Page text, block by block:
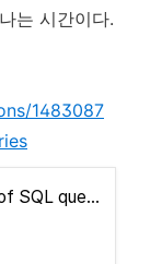
는 시간이다.
1483087
Find out the history of SQL queries